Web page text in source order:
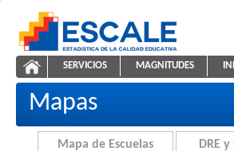
ESCALE - Unidad de
Grandes ciudades
NAVEGACIÓN
SERVICIOS MAGNITUDES
Mapas
Mapa de Escuelas DRE y